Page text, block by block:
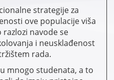
strategije za
ove populacije viša
razlozi navode se
i neusklađenost
rada.
mnogo studenata, a to